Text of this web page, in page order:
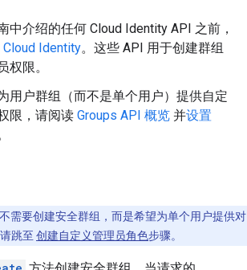
中介绍的任何 Cloud Identity API 之前，
Cloud Identity。这些 API 用于创建群组
权限。
用户群组（而不是单个用户）提供自定
限，请阅读 Groups API 概览 并设置
需要创建安全群组，而是希望为单个用户提供对
跳至 创建自定义管理员角色步骤。